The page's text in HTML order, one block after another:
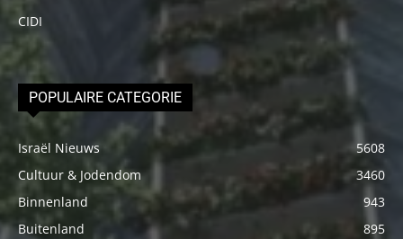
CIDI
POPULAIRE CATEGORIE
Israël Nieuws
5608
Cultuur & Jodendom
3460
Binnenland
943
Buitenland
895